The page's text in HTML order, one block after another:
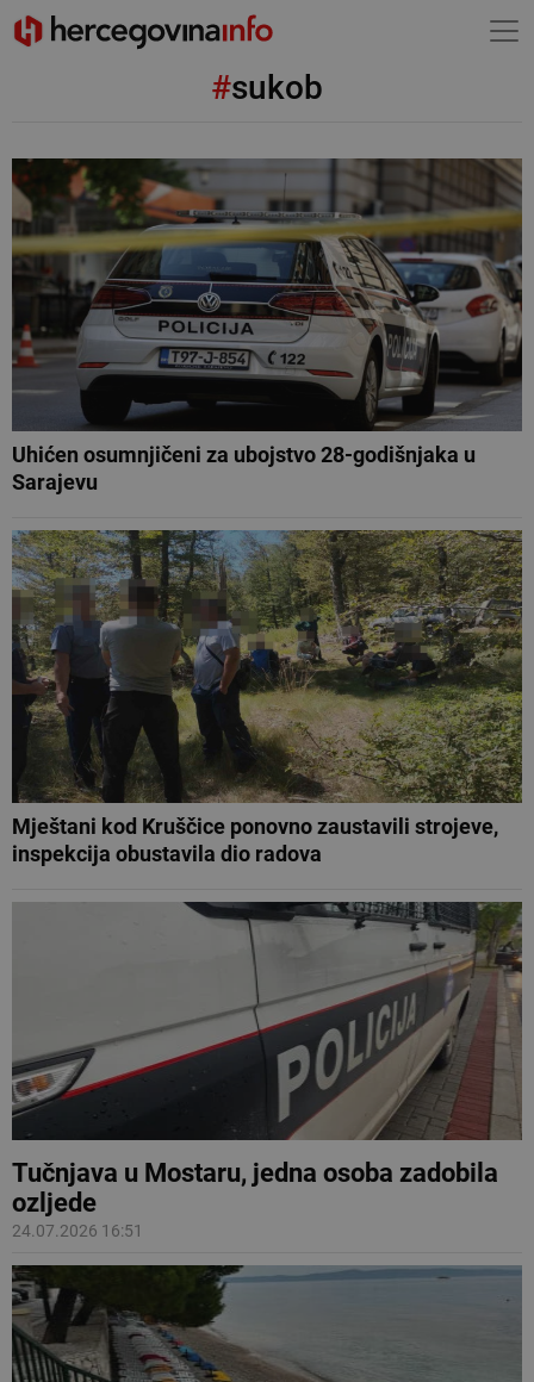
#sukob
Uhićen osumnjičeni za ubojstvo 28-godišnjaka u
Sarajevu
Mještani kod Kruščice ponovno zaustavili strojeve,
inspekcija obustavila dio radova
Tučnjava u Mostaru, jedna osoba zadobila
ozljede
24.07.2026 16:51